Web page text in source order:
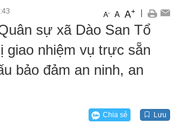
A- A A+
sự xã Dào San Tổ
giao nhiệm vụ trực sẵn
bảo đảm an ninh, an
Chia sẻ Lưu